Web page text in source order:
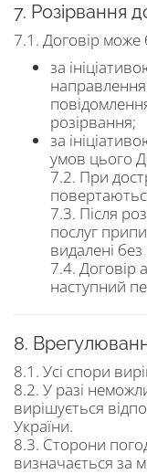
7. Розірвання
7.1. Договір може
за
розірвання;
за
умов цього
7.2. При
7.3. Після
послуг
видалені
7.4. Договір
наступний
8.
8.1. Усі спори
8.2. У разі
вирішується
України.
8.3. Сторони
визначається за